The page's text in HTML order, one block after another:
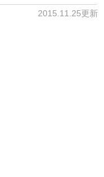
2015.11.25更新